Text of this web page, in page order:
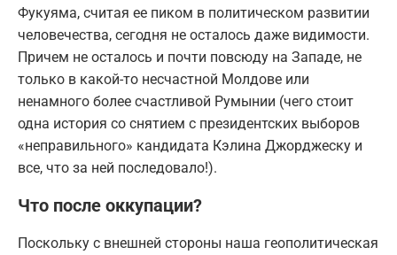
Фукуяма, считая ее пиком в политическом развитии
человечества, сегодня не осталось даже видимости.
Причем не осталось и почти повсюду на Западе, не
только в какой-то несчастной Молдове или
ненамного более счастливой Румынии (чего стоит
одна история со снятием с президентских выборов
«неправильного» кандидата Кэлина Джорджеску и
все, что за ней последовало!).
Что после оккупации?
Поскольку с внешней стороны наша геополитическая